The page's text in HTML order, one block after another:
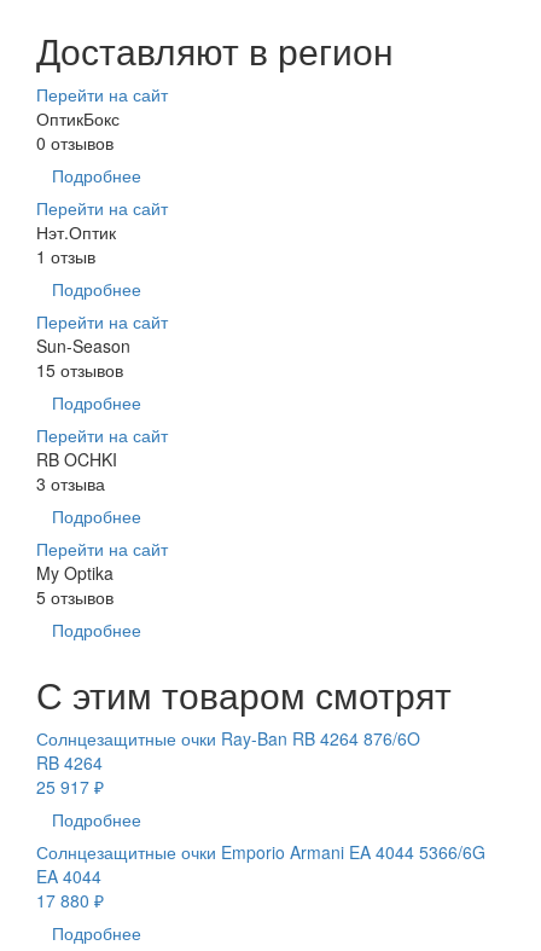
Доставляют в регион
Перейти на сайт
ОптикБокс
0 отзывов
Подробнее
Перейти на сайт
Нэт.Оптик
1 отзыв
Подробнее
Перейти на сайт
Sun-Season
15 отзывов
Подробнее
Перейти на сайт
RB OCHKI
3 отзыва
Подробнее
Перейти на сайт
My Optika
5 отзывов
Подробнее
С этим товаром смотрят
Солнцезащитные очки Ray-Ban RB 4264 876/6O
RB 4264
25 917 ₽
Подробнее
Солнцезащитные очки Emporio Armani EA 4044 5366/6G
EA 4044
17 880 ₽
Подробнее